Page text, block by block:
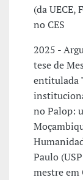
(da
no CES
2025 -
tese de
entitulada
no Palop:
Paulo
mestre em